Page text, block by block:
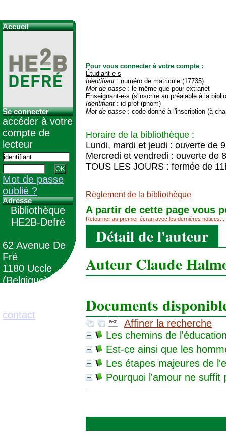
Pour vous connecter à votre compte :
Étudiant-e-s
Identifiant : numéro de matricule (17735)
Mot de passe : le même que pour extranet
Enseignant-e-s (s'inscrire au préalable à la
Identifiant : id prof (pnom)
Mot de passe : code donné à l'inscription (à
Horaire de la bibliothèque :
Lundi, mardi et jeudi : ouverte de
Mercredi et vendredi : ouverte de
TOUS LES JOURS : fermée de
Règlement de la bibliothèque
A partir de cette page vous
Retourner au premier écran avec les dernières notices...
Détail de l'auteur
Auteur Claude
Documents
Affiner la recherche
Les chemins de
Est-ce ainsi que les
Les étapes majeures de
Pourquoi l'amour ne suffit
Accueil
Se connecter
accéder à votre
compte de
lecteur
Mot de passe
oublié ?
Adresse
Bibliothèque
HE2B-Defré
62 Avenue De
Fré
1180 Uccle
(Belgique)
contact